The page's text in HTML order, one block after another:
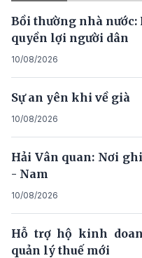
Bồi thường nhà nước:
quyền lợi người dân
10/08/2026
Sự an yên khi về già
10/08/2026
Hải Vân quan: Nơi
- Nam
10/08/2026
Hỗ trợ hộ kinh
quản lý thuế mới